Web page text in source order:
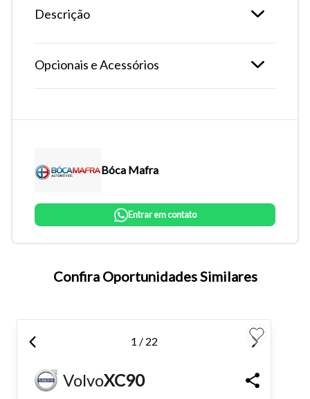
Tamanho do texto
atalhos Ctrl+ (para aumentar) e Ctrl- (para diminuir) no seu
teclado.
Fechar
Descrição
Opcionais e Acessórios
Bóca Mafra
Entrar em contato
Confira Oportunidades Similares
1 / 22
VolvoXC90